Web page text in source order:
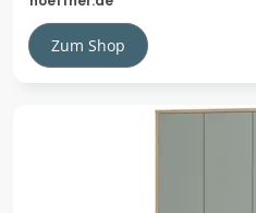
Zum Shop